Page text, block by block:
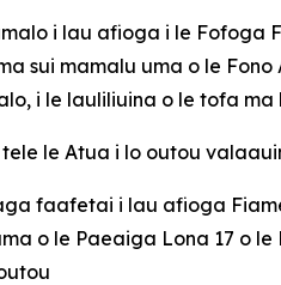
i lau afioga i le
sui mamalu uma o le
i le lauliliuina o le tofa
le Atua i lo outou
faafetai i lau afioga
o le Paeaiga Lona 17 o